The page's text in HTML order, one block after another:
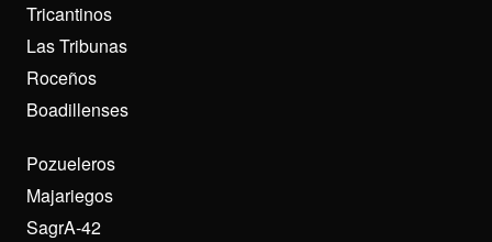
Tricantinos
Las Tribunas
Roceños
Boadillenses
Pozueleros
Majariegos
SagrA-42